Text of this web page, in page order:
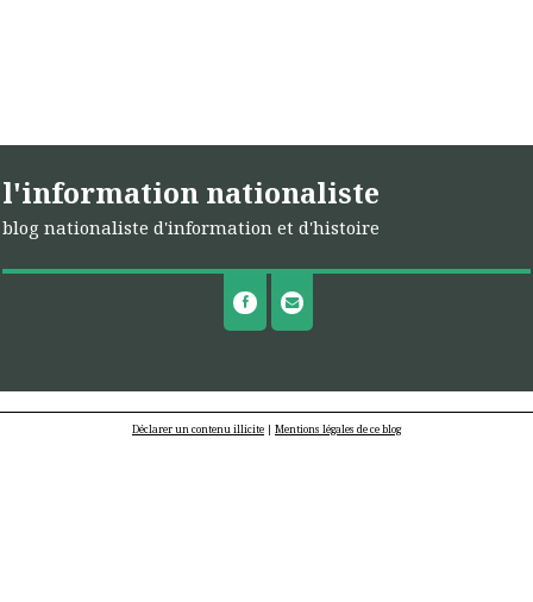
l'information nationaliste
blog nationaliste d'information et d'histoire
Déclarer un contenu illicite | Mentions légales de ce blog